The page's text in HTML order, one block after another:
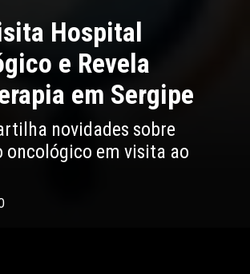
Hospital
e Revela
em Sergipe
novidades sobre
em visita ao